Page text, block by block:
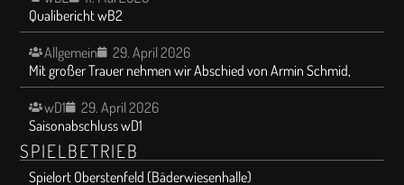
Qualibericht wB2
Allgemein
29. April 2026
Mit großer Trauer nehmen wir Abschied von Armin Schmid,
wD1
29. April 2026
Saisonabschluss wD1
SPIELBETRIEB
Spielort Oberstenfeld (Bäderwiesenhalle)